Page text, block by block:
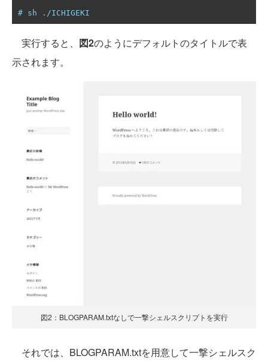
# sh ./ICHIGEKI
実行すると、 図2のようにデフォルトのタイトルで表
示されます。
図2：BLOGPARAM.txtなしで一撃シェルスクリプトを実行
それでは、BLOGPARAM.txtを用意して一撃シェルスク